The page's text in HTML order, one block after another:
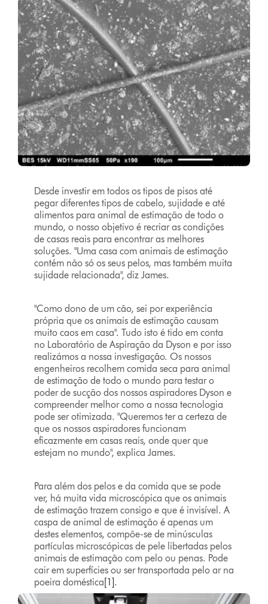
Desde investir em todos os tipos de pisos até
pegar diferentes tipos de cabelo, sujidade e até
alimentos para animal de estimação de todo o
mundo, o nosso objetivo é recriar as condições
de casas reais para encontrar as melhores
soluções. "Uma casa com animais de estimação
contém não só os seus pelos, mas também muita
sujidade relacionada", diz James.
"Como dono de um cão, sei por experiência
própria que os animais de estimação causam
muito caos em casa". Tudo isto é tido em conta
no Laboratório de Aspiração da Dyson e por isso
realizámos a nossa investigação. Os nossos
engenheiros recolhem comida seca para animal
de estimação de todo o mundo para testar o
poder de sucção dos nossos aspiradores Dyson e
compreender melhor como a nossa tecnologia
pode ser otimizada. "Queremos ter a certeza de
que os nossos aspiradores funcionam
eficazmente em casas reais, onde quer que
estejam no mundo", explica James.
Para além dos pelos e da comida que se pode
ver, há muita vida microscópica que os animais
de estimação trazem consigo e que é invisível. A
caspa de animal de estimação é apenas um
destes elementos, compõe-se de minúsculas
partículas microscópicas de pele libertadas pelos
animais de estimação com pelo ou penas. Pode
cair em superfícies ou ser transportada pelo ar na
poeira doméstica[1].